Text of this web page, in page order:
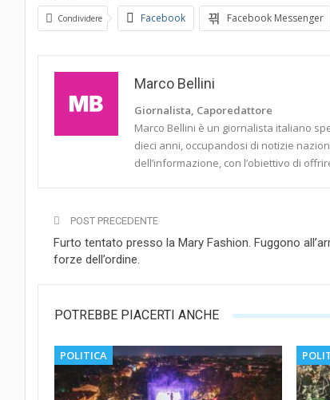
Condividere Facebook Facebook Messenger
Marco Bellini
Giornalista, Caporedattore
Marco Bellini è un giornalista italiano
dieci anni, occupandosi di notizie
dell’informazione, con l’obiettivo di
POST PRECEDENTE
Furto tentato presso la Mary Fashion. Fuggono
forze dell’ordine.
POTREBBE PIACERTI ANCHE
POLITICA